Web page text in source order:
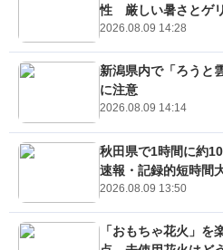
性 厳しい暑さとゲ
2026.08.09 14:28
新潟県内で「ろうと
に注意
2026.08.09 14:14
秋田県で1時間に約
速報・記録的短時間
2026.08.09 13:50
「おもちゃ花火」を